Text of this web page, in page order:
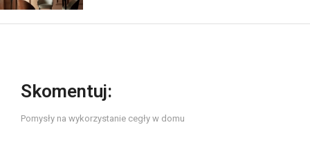
Skomentuj:
Pomysły na wykorzystanie cegły w domu